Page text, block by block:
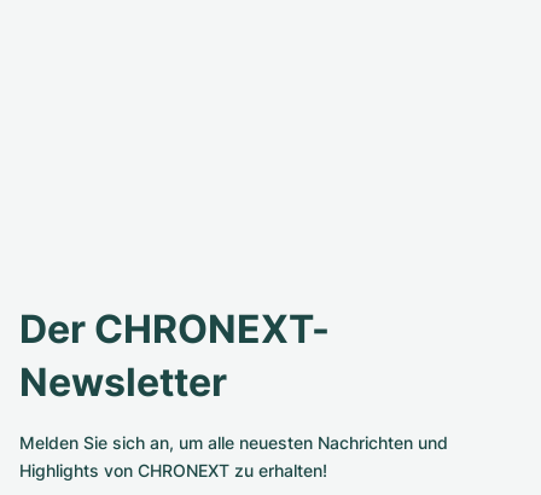
Der CHRONEXT-
Newsletter
Melden Sie sich an, um alle neuesten Nachrichten und
Highlights von CHRONEXT zu erhalten!